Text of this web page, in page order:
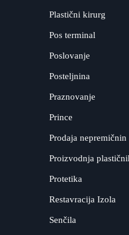
Plastični kirurg
Pos terminal
Poslovanje
Posteljnina
Praznovanje
Prince
Prodaja nepremičnin
Proizvodnja
Protetika
Restavracija Izola
Senčila